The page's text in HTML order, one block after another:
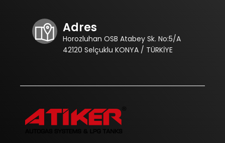
Adres
Horozluhan OSB Atabey Sk. No:5/A
42120 Selçuklu KONYA / TÜRKİYE